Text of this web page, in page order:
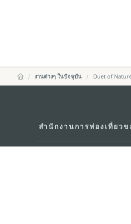
งานต่างๆ ในปัจจุบัน Duet of
สำนักงานการท่องเที่ยวข